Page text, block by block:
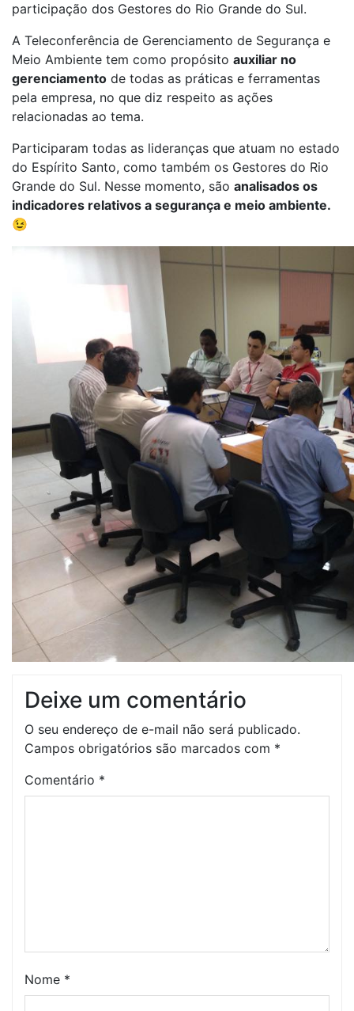
participação dos Gestores do Rio Grande do Sul.
A Teleconferência de Gerenciamento de Segurança e
Meio Ambiente tem como propósito auxiliar no
gerenciamento de todas as práticas e ferramentas
pela empresa, no que diz respeito as ações
relacionadas ao tema.
Participaram todas as lideranças que atuam no estado
do Espírito Santo, como também os Gestores do Rio
Grande do Sul. Nesse momento, são analisados os
indicadores relativos a segurança e meio ambiente.
😉
Deixe um comentário
O seu endereço de e-mail não será publicado.
Campos obrigatórios são marcados com *
Comentário *
Nome *